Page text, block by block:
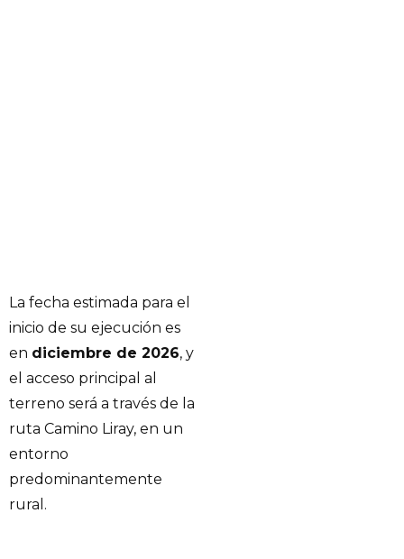
La fecha estimada para el
inicio de su ejecución es
en diciembre de 2026, y
el acceso principal al
terreno será a través de la
ruta Camino Liray, en un
entorno
predominantemente
rural.